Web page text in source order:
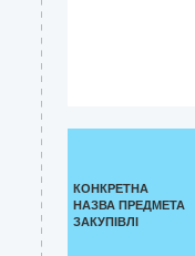
КОНКРЕТНА
НАЗВА ПРЕДМЕТА
ЗАКУПІВЛІ